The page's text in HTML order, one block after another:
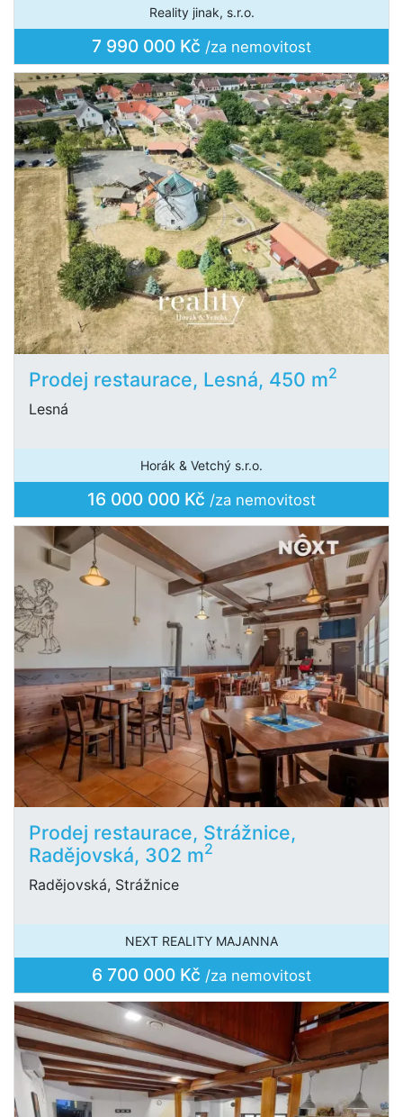
Reality jinak, s.r.o.
7 990 000 Kč /za nemovitost
Prodej restaurace, Lesná, 450 m2
Lesná
Horák & Vetchý s.r.o.
16 000 000 Kč /za nemovitost
Prodej restaurace, Strážnice,
Radějovská, 302 m2
Radějovská, Strážnice
NEXT REALITY MAJANNA
6 700 000 Kč /za nemovitost